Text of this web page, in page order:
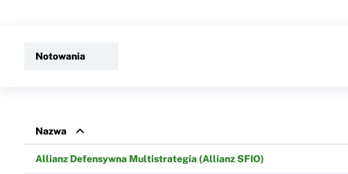
Notowania
Nazwa
Allianz Defensywna Multistrategia (Allianz SFIO)